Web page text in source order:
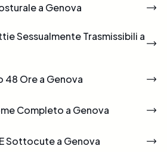
a Genova
Sessualmente Trasmissibili a
48 Ore a Genova
Completo a Genova
Sottocute a Genova